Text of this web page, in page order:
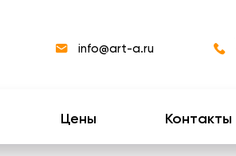
info@art-a.ru
Цены Контакты